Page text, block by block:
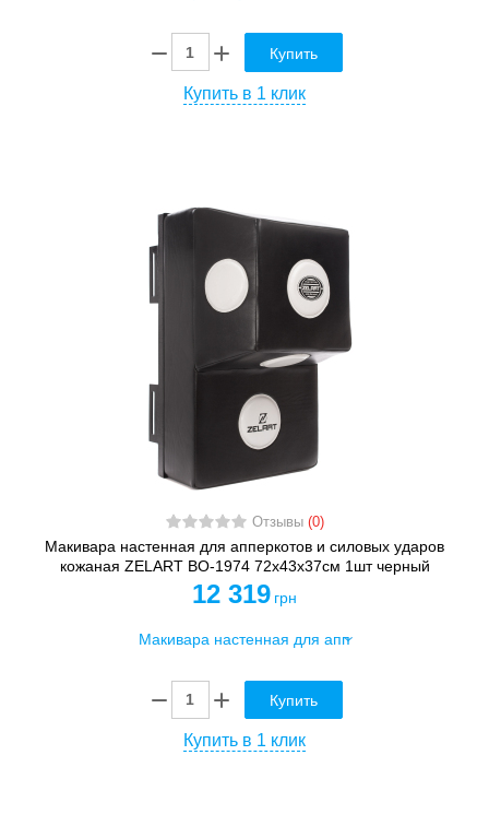
Купить
Купить в 1 клик
Отзывы (0)
Макивара настенная для апперкотов и силовых ударов
кожаная ZELART BO-1974 72x43x37см 1шт черный
12 319 грн
Купить
Купить в 1 клик